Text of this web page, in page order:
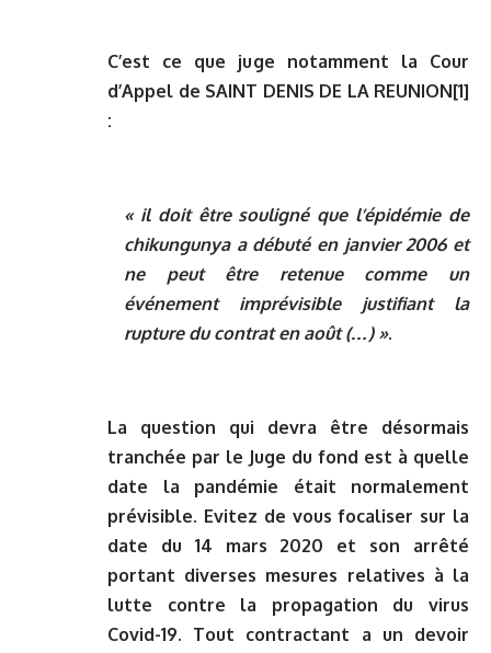
C’est ce que juge notamment la Cour
d’Appel de SAINT DENIS DE LA REUNION[1]
:
« il doit être souligné que l’épidémie de
chikungunya a débuté en janvier 2006 et
ne peut être retenue comme un
événement imprévisible justifiant la
rupture du contrat en août (…) ».
La question qui devra être désormais
tranchée par le Juge du fond est à quelle
date la pandémie était normalement
prévisible. Evitez de vous focaliser sur la
date du 14 mars 2020 et son arrêté
portant diverses mesures relatives à la
lutte contre la propagation du virus
Covid-19. Tout contractant a un devoir